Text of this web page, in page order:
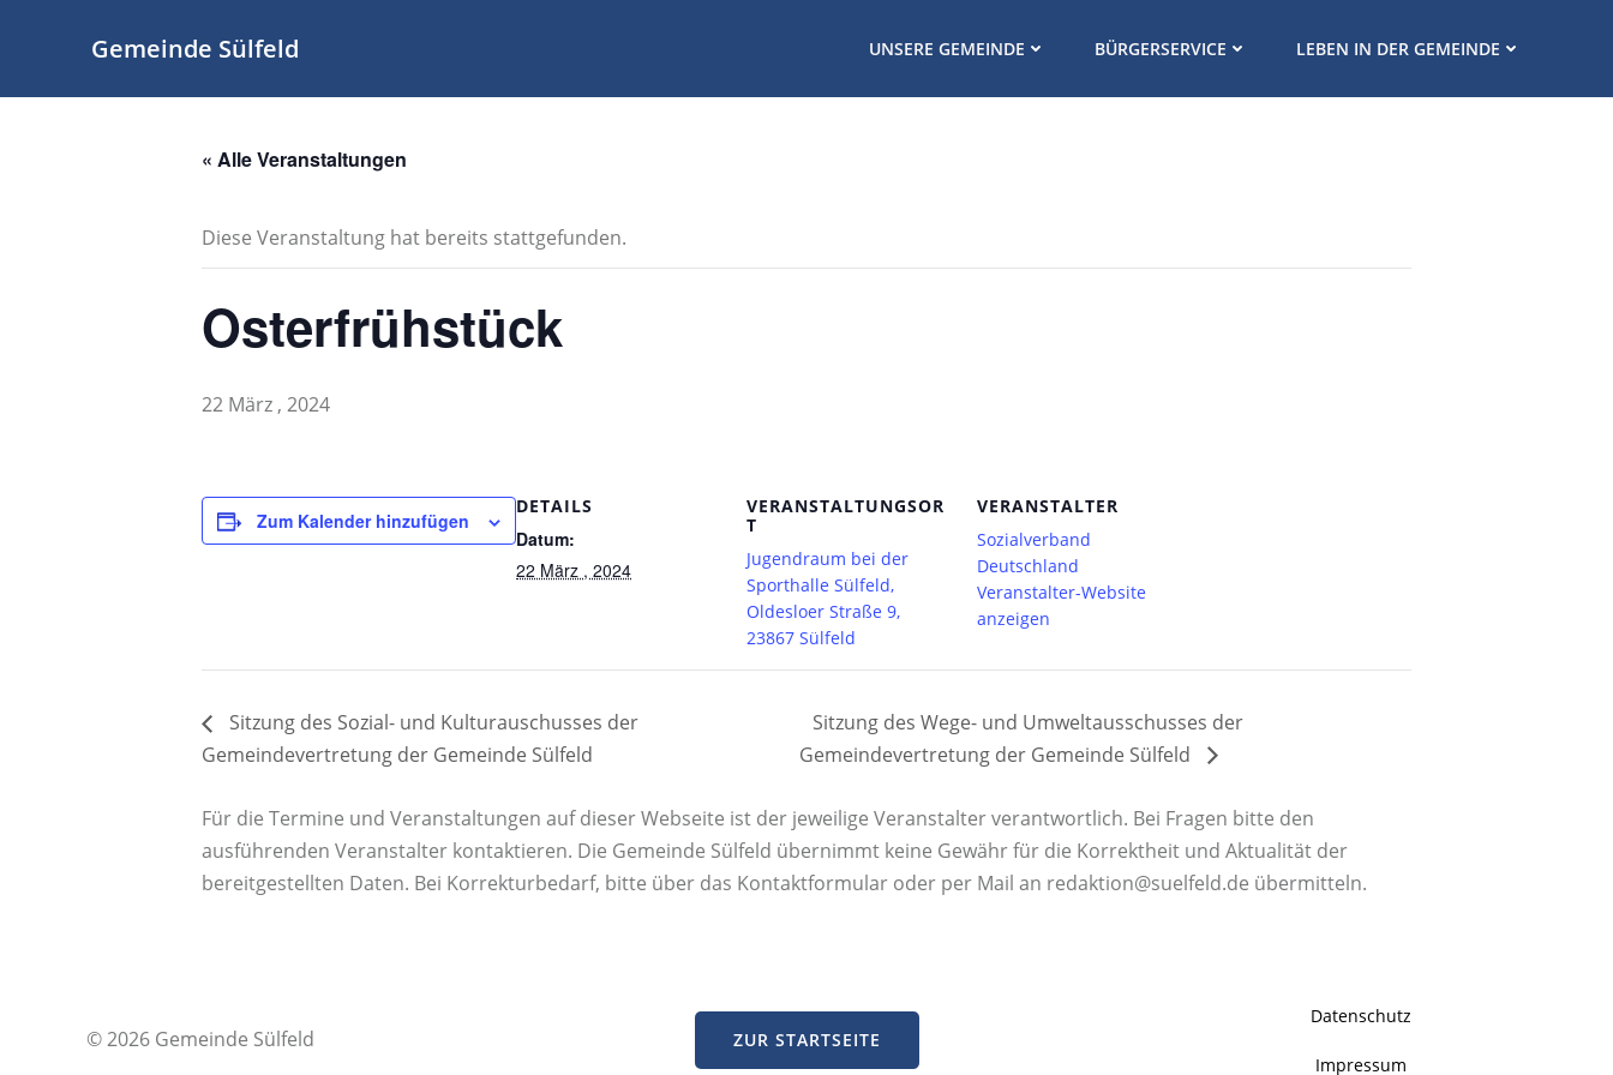
Gemeinde Sülfeld UNSERE GEMEINDE BÜRGERSERVICE LEBEN IN DER GEMEINDE
« Alle Veranstaltungen
Diese Veranstaltung hat bereits stattgefunden.
Osterfrühstück
22 März , 2024
Zum Kalender hinzufügen
DETAILS
Datum:
22 März , 2024
VERANSTALTUNGSOR
T
Jugendraum bei der
Sporthalle Sülfeld,
Oldesloer Straße 9,
23867 Sülfeld
VERANSTALTER
Sozialverband
Deutschland
Veranstalter-Website
anzeigen
Sitzung des Sozial- und Kulturauschusses der
Gemeindevertretung der Gemeinde Sülfeld
Sitzung des Wege- und Umweltausschusses der
Gemeindevertretung der Gemeinde Sülfeld
Für die Termine und Veranstaltungen auf dieser Webseite ist der jeweilige Veranstalter verantwortlich. Bei Fragen bitte den
ausführenden Veranstalter kontaktieren. Die Gemeinde Sülfeld übernimmt keine Gewähr für die Korrektheit und Aktualität der
bereitgestellten Daten. Bei Korrekturbedarf, bitte über das Kontaktformular oder per Mail an redaktion@suelfeld.de übermitteln.
© 2026 Gemeinde Sülfeld ZUR STARTSEITE
Datenschutz
Impressum